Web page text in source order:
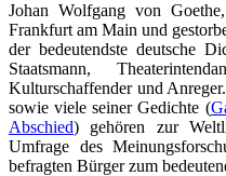
Johan Wolfgang von
Frankfurt am Main und
der bedeutendste deutsche
Staatsmann,
Kulturschaffender und
sowie viele seiner Gedichte (
Abschied) gehören zur
Umfrage des
befragten Bürger zum